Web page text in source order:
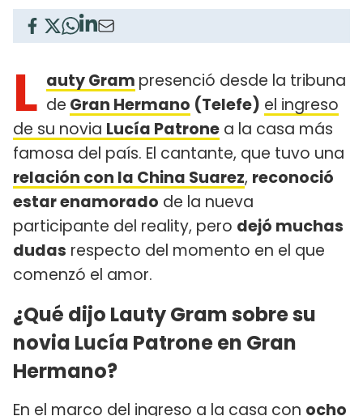
L auty Gram presenció desde la tribuna
de Gran Hermano (Telefe) el ingreso
de su novia Lucía Patrone a la casa más
famosa del país. El cantante, que tuvo una
relación con la China Suarez, reconoció
estar enamorado de la nueva
participante del reality, pero dejó muchas
dudas respecto del momento en el que
comenzó el amor.
¿Qué dijo Lauty Gram sobre su
novia Lucía Patrone en Gran
Hermano?
En el marco del ingreso a la casa con ocho